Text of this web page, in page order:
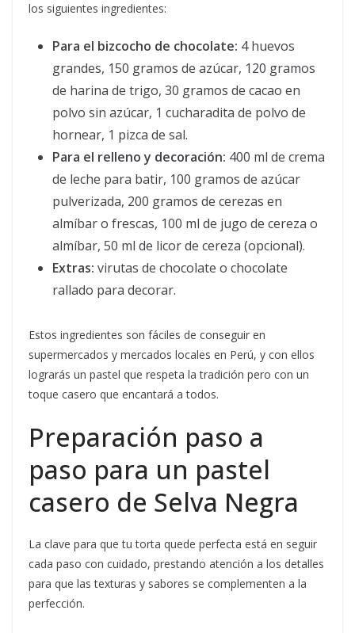
los siguientes ingredientes:
Para el bizcocho de chocolate: 4 huevos
grandes, 150 gramos de azúcar, 120 gramos
de harina de trigo, 30 gramos de cacao en
polvo sin azúcar, 1 cucharadita de polvo de
hornear, 1 pizca de sal.
Para el relleno y decoración: 400 ml de crema
de leche para batir, 100 gramos de azúcar
pulverizada, 200 gramos de cerezas en
almíbar o frescas, 100 ml de jugo de cereza o
almíbar, 50 ml de licor de cereza (opcional).
Extras: virutas de chocolate o chocolate
rallado para decorar.
Estos ingredientes son fáciles de conseguir en
supermercados y mercados locales en Perú, y con ellos
lograrás un pastel que respeta la tradición pero con un
toque casero que encantará a todos.
Preparación paso a
paso para un pastel
casero de Selva Negra
La clave para que tu torta quede perfecta está en seguir
cada paso con cuidado, prestando atención a los detalles
para que las texturas y sabores se complementen a la
perfección.